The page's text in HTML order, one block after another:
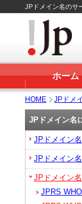
JPドメイン名のサ
ホーム
HOME JPドメ
JPドメイン名
JPドメイン
JPドメイン
JPドメイン
JPRS